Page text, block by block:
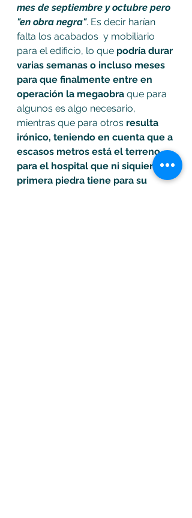
mes de septiembre y octubre pero
"en obra negra". Es decir harían
falta los acabados  y mobiliario
para el edificio, lo que podría durar
varias semanas o incluso meses
para que finalmente entre en
operación la megaobra que para
algunos es algo necesario,
mientras que para otros resulta
irónico, teniendo en cuenta que a
escasos metros está el terreno
para el hospital que ni siquiera la
primera piedra tiene para su